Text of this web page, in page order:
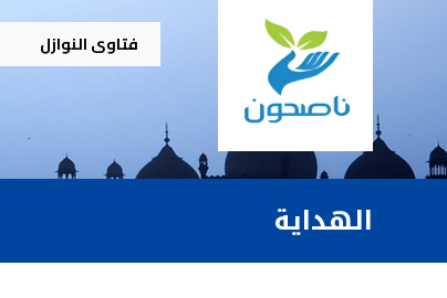
فتاوى النوازل
الهداية